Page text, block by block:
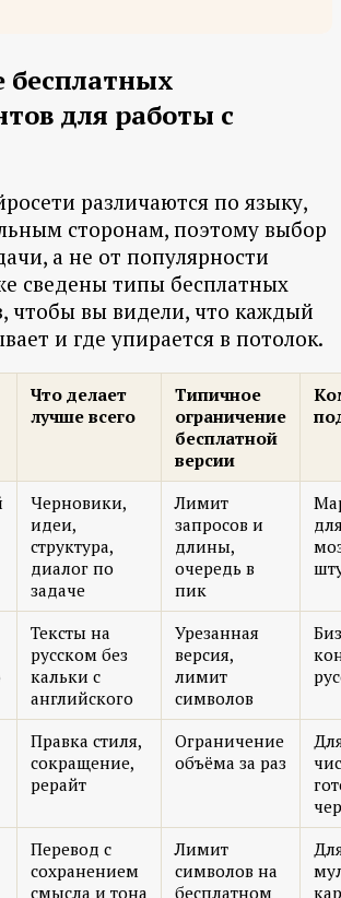
бесплатных
для работы с
различаются по языку,
сторонам, поэтому выбор
а не от популярности
сведены типы бесплатных
чтобы вы видели, что каждый
и где упирается в потолок.
Что делает
лучше всего
Типичное
ограничение
бесплатной
версии
Черновики,
идеи,
структура,
диалог по
задаче
Лимит
запросов и
длины,
очередь в
пик
Тексты на
русском без
кальки с
английского
Урезанная
версия,
лимит
символов
Правка стиля,
сокращение,
рерайт
Ограничение
объёма за раз
Перевод с
сохранением
смысла и тона
Лимит
символов на
бесплатном